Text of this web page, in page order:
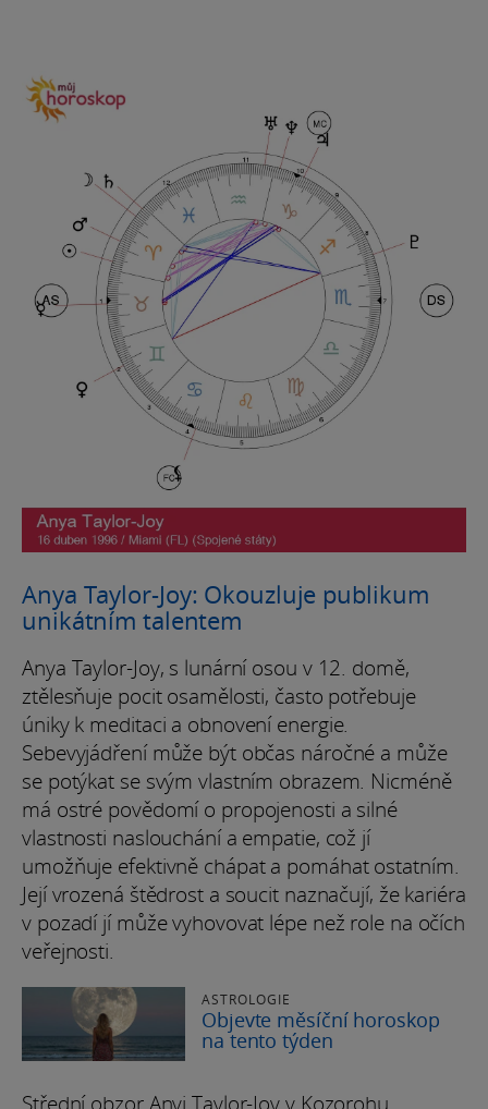
Anya Taylor-Joy: Okouzluje publikum
unikátním talentem
Anya Taylor-Joy, s lunární osou v 12. domě,
ztělesňuje pocit osamělosti, často potřebuje
úniky k meditaci a obnovení energie.
Sebevyjádření může být občas náročné a může
se potýkat se svým vlastním obrazem. Nicméně
má ostré povědomí o propojenosti a silné
vlastnosti naslouchání a empatie, což jí
umožňuje efektivně chápat a pomáhat ostatním.
Její vrozená štědrost a soucit naznačují, že kariéra
v pozadí jí může vyhovovat lépe než role na očích
veřejnosti.
ASTROLOGIE
Objevte měsíční horoskop
na tento týden